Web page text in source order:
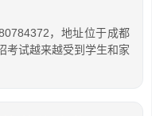
，地址位于成都
考试越来越受到学生和家